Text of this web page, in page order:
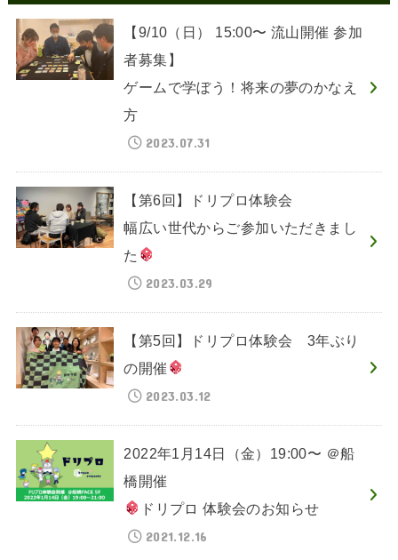
【9/10（日） 15:00〜 流山開催 参加
者募集】
ゲームで学ぼう！将来の夢のかなえ
方
2023.07.31
【第6回】ドリプロ体験会
幅広い世代からご参加いただきまし
た
2023.03.29
【第5回】ドリプロ体験会 3年ぶり
の開催
2023.03.12
2022年1月14日（金）19:00〜 ＠船
橋開催
ドリプロ 体験会のお知らせ
2021.12.16